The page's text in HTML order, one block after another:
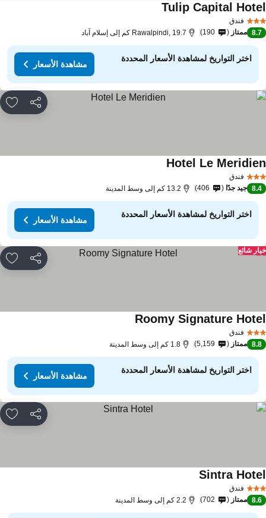
فندق
Tulip Capitalمشاهدة الأسعار
8.7 ممتاز 190 Rawalpindi, 19.7 كم إلى إسلام آباد
اختر التواريخ لمشاهدة الأسعار المحددة
مشاهدة الأسعار
مشاركة
فندق
Hotel Leمشاهدة الأسعار
8.4 جيد جدًا 406 13.2 كم إلى وسط المدينة
اختر التواريخ لمشاهدة الأسعار المحددة
مشاهدة الأسعار
مشاركة
شائع
فندق
Roomy Signatureمشاهدة الأسعار
8.8 ممتاز 5,159 1.8 كم إلى وسط المدينة
اختر التواريخ لمشاهدة الأسعار المحددة
مشاهدة الأسعار
مشاركة
فندق
Sintraمشاهدة الأسعار
8.6 ممتاز 702 2.2 كم إلى وسط المدينة